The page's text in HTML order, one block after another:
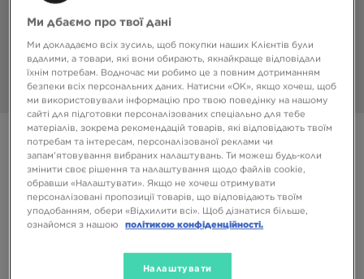
ADIDAS WATER SANDALS
699 ГРН
Доступні Кольори
Ми дбаємо про твої дані
Ми докладаємо всіх зусиль, щоб покупки наших Клієнтів були
вдалими, а товари, які вони обирають, якнайкраще відповідали
їхнім потребам. Водночас ми робимо це з повним дотриманням
безпеки всіх персональних даних. Натисни «OK», якщо хочеш, щоб
ми використовували інформацію про твою поведінку на нашому
сайті для підготовки персоналізованих спеціально для тебе
матеріалів, зокрема рекомендацій товарів, які відповідають твоїм
потребам та інтересам, персоналізованої реклами чи
запам’ятовування вибраних налаштувань. Ти можеш будь-коли
змінити своє рішення та налаштування щодо файлів cookie,
обравши «Налаштувати». Якщо не хочеш отримувати
персоналізовані пропозиції товарів, що відповідають твоїм
уподобанням, обери «Відхилити всі». Щоб дізнатися більше,
ознайомся з нашою
політикою конфіденційності.
Налаштувати